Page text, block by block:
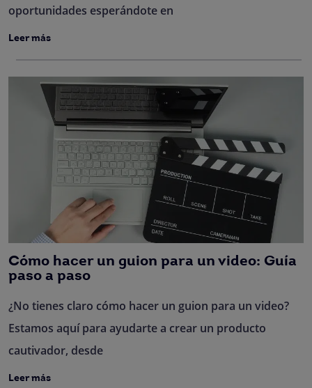
oportunidades esperándote en
Leer más
Cómo hacer un guion para un video: Guía
paso a paso
¿No tienes claro cómo hacer un guion para un video?
Estamos aquí para ayudarte a crear un producto
cautivador, desde
Leer más